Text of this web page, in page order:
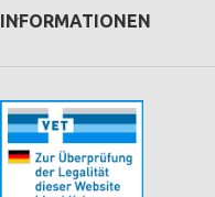
INFORMATIONEN